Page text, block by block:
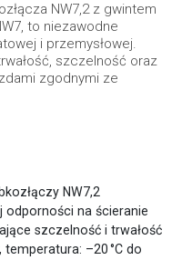
NW7,2 z gwintem
to niezawodne
i przemysłowej.
szczelność oraz
zgodnymi ze
NW7,2
na ścieranie
szczelność i trwałość
–20 °C do